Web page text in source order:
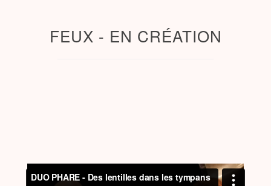
FEUX - EN CRÉATION